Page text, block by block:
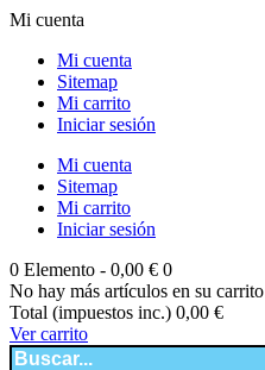
Mi cuenta
Mi cuenta
Sitemap
Mi carrito
Iniciar sesión
Mi cuenta
Sitemap
Mi carrito
Iniciar sesión
0 Elemento - 0,00 € 0
No hay más artículos en su carrito
Total (impuestos inc.) 0,00 €
Ver carrito